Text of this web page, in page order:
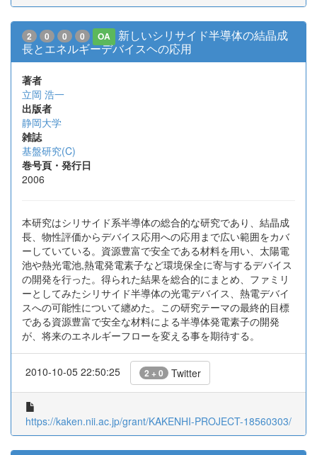
2 0 0 0 OA
新しいシリサイド半導体の結晶成
長とエネルギーデバイスヘの応用
著者
立岡 浩一
出版者
静岡大学
雑誌
基盤研究(C)
巻号頁・発行日
2006
本研究はシリサイド系半導体の総合的な研究であり、結晶成
長、物性評価からデバイス応用への応用まで広い範囲をカバ
ーしていている。資源豊富で安全である材料を用い、太陽電
池や熱光電池,熱電発電素子など環境保全に寄与するデバイス
の開発を行った。得られた結果を総合的にまとめ、ファミリ
ーとしてみたシリサイド半導体の光電デバイス、熱電デバイ
スへの可能性について纏めた。この研究テーマの最終的目標
である資源豊富で安全な材料による半導体発電素子の開発
が、将来のエネルギーフローを変える事を期待する。
2010-10-05 22:50:25 2 + 0 Twitter
https://kaken.nii.ac.jp/grant/KAKENHI-PROJECT-18560303/